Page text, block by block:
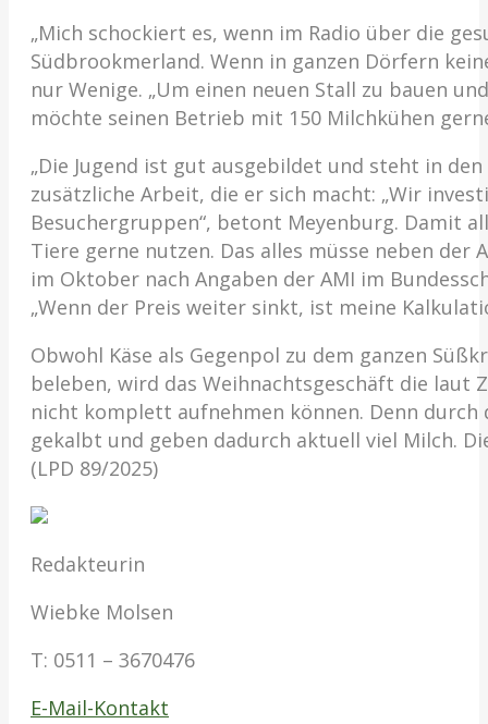
„Mich schockiert es, wenn im Radio über die
Südbrookmerland. Wenn in ganzen Dörfern
nur Wenige. „Um einen neuen Stall zu bauen
möchte seinen Betrieb mit 150 Milchkühen
„Die Jugend ist gut ausgebildet und steht in
zusätzliche Arbeit, die er sich macht: „Wir
Besuchergruppen“, betont Meyenburg. Damit
Tiere gerne nutzen. Das alles müsse neben
im Oktober nach Angaben der AMI im
„Wenn der Preis weiter sinkt, ist meine
Obwohl Käse als Gegenpol zu dem ganzen
beleben, wird das Weihnachtsgeschäft die
nicht komplett aufnehmen können. Denn
gekalbt und geben dadurch aktuell viel Milch.
(LPD 89/2025)
Redakteurin
Wiebke Molsen
T: 0511 – 3670476
E-Mail-Kontakt